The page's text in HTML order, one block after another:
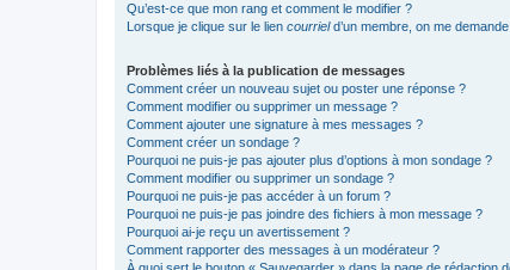
Qu’est-ce que mon rang et comment le modifier ?
Lorsque je clique sur le lien courrield’un membre, on me
Problèmes liés à la publication de messages
Comment créer un nouveau sujet ou poster une réponse ?
Comment modifier ou supprimer un message ?
Comment ajouter une signature à mes messages ?
Comment créer un sondage ?
Pourquoi ne puis-je pas ajouter plus d’options à mon sondage ?
Comment modifier ou supprimer un sondage ?
Pourquoi ne puis-je pas accéder à un forum ?
Pourquoi ne puis-je pas joindre des fichiers à mon message ?
Pourquoi ai-je reçu un avertissement ?
Comment rapporter des messages à un modérateur ?